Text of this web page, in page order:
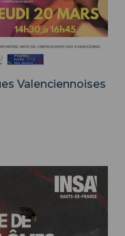
Valenciennoises